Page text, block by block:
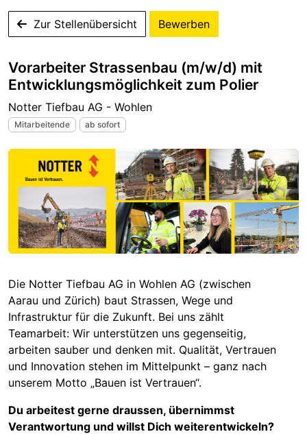
Zur Stellenübersicht Bewerben
Vorarbeiter Strassenbau (m/w/d) mit
Entwicklungsmöglichkeit zum Polier
Notter Tiefbau AG - Wohlen
Mitarbeitende ab sofort
Die Notter Tiefbau AG in Wohlen AG (zwischen
Aarau und Zürich) baut Strassen, Wege und
Infrastruktur für die Zukunft. Bei uns zählt
Teamarbeit: Wir unterstützen uns gegenseitig,
arbeiten sauber und denken mit. Qualität, Vertrauen
und Innovation stehen im Mittelpunkt – ganz nach
unserem Motto „Bauen ist Vertrauen“.
Du arbeitest gerne draussen, übernimmst
Verantwortung und willst Dich weiterentwickeln?